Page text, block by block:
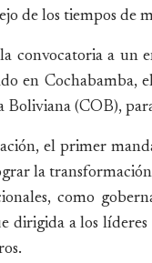
de los tiempos de
convocatoria a un
en Cochabamba,
(COB),
el primer
la
como
dirigida a los líderes